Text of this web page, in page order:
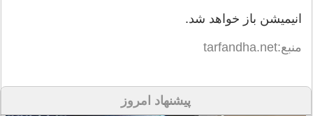
انیمیشن باز خواهد شد.
منبع:tarfandha.net
پیشنهاد امروز